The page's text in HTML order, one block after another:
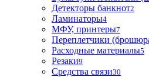
Детекторы банкнот2
Ламинаторы4
МФУ, принтеры7
Переплетчики
Расходные материалы5
Резаки9
Средства связи30